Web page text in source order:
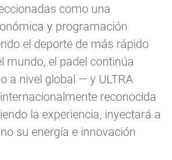
como una
y programación
el deporte de más rápido
mundo, el padel continúa
a nivel global — y ULTRA
reconocida
la experiencia, inyectará a
su energía e innovación